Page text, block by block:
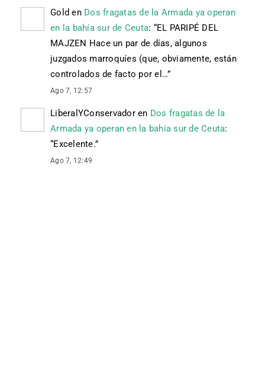
Gold en Dos fragatas de la Armada ya operan
en la bahía sur de Ceuta: “EL PARIPÉ DEL
MAJZEN Hace un par de días, algunos
juzgados marroquíes (que, obviamente, están
controlados de facto por el…”
Ago 7, 12:57
LiberalYConservadoren Dos fragatas de la
Armada ya operan en la bahía sur de Ceuta:
“Excelente.”
Ago 7, 12:49